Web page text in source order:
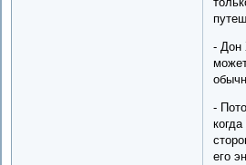
- Дон
-
его